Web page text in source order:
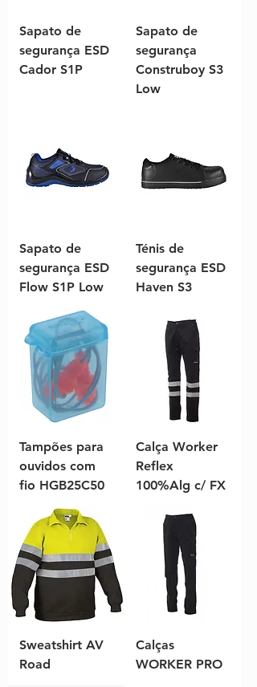
Sapato de
segurança ESD
Cador S1P
Sapato de
segurança
Construboy S3
Low
Sapato de
segurança ESD
Flow S1P Low
Ténis de
segurança ESD
Haven S3
Tampões para
ouvidos com
fio HGB25C50
Calça Worker
Reflex
100%Alg c/ FX
Sweatshirt AV
Road
Calças
WORKER PRO